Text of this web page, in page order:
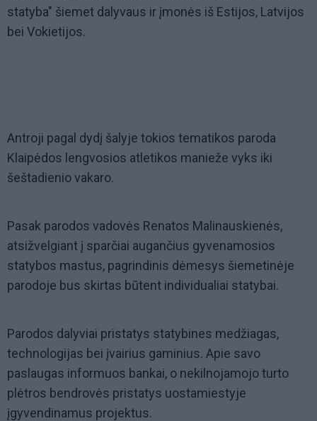
statyba" šiemet dalyvaus ir įmonės iš Estijos, Latvijos
bei Vokietijos.
Antroji pagal dydį šalyje tokios tematikos paroda
Klaipėdos lengvosios atletikos manieže vyks iki
šeštadienio vakaro.
Pasak parodos vadovės Renatos Malinauskienės,
atsižvelgiant į sparčiai augančius gyvenamosios
statybos mastus, pagrindinis dėmesys šiemetinėje
parodoje bus skirtas būtent individualiai statybai.
Parodos dalyviai pristatys statybines medžiagas,
technologijas bei įvairius gaminius. Apie savo
paslaugas informuos bankai, o nekilnojamojo turto
plėtros bendrovės pristatys uostamiestyje
įgyvendinamus projektus.